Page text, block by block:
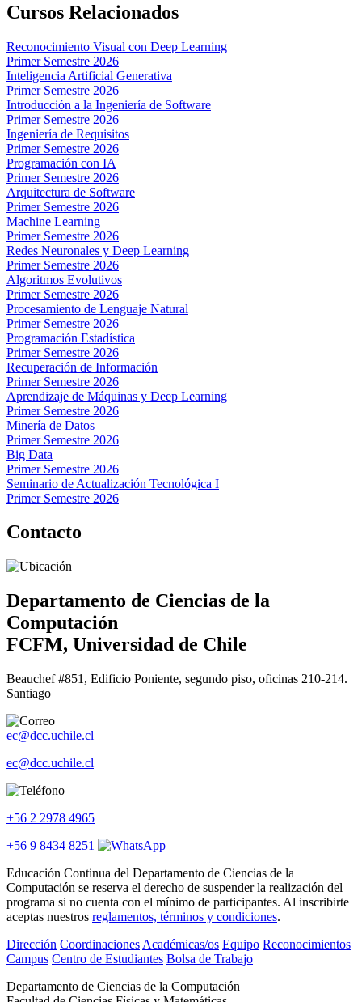
Cursos Relacionados
Reconocimiento Visual con Deep Learning
Primer Semestre 2026
Inteligencia Artificial Generativa
Primer Semestre 2026
Introducción a la Ingeniería de Software
Primer Semestre 2026
Ingeniería de Requisitos
Primer Semestre 2026
Programación con IA
Primer Semestre 2026
Arquitectura de Software
Primer Semestre 2026
Machine Learning
Primer Semestre 2026
Redes Neuronales y Deep Learning
Primer Semestre 2026
Algoritmos Evolutivos
Primer Semestre 2026
Procesamiento de Lenguaje Natural
Primer Semestre 2026
Programación Estadística
Primer Semestre 2026
Recuperación de Información
Primer Semestre 2026
Aprendizaje de Máquinas y Deep Learning
Primer Semestre 2026
Minería de Datos
Primer Semestre 2026
Big Data
Primer Semestre 2026
Seminario de Actualización Tecnológica I
Primer Semestre 2026
Contacto
Departamento de Ciencias de la
Computación
FCFM, Universidad de Chile
Beauchef #851, Edificio Poniente, segundo piso, oficinas 210-214.
Santiago
ec@dcc.uchile.cl
ec@dcc.uchile.cl
+56 2 2978 4965
+56 9 8434 8251
Educación Continua del Departamento de Ciencias de la
Computación se reserva el derecho de suspender la realización del
programa si no cuenta con el mínimo de participantes. Al inscribirte
aceptas nuestros reglamentos, términos y condiciones.
Dirección Coordinaciones Académicas/os Equipo Reconocimientos
Campus Centro de Estudiantes Bolsa de Trabajo
Departamento de Ciencias de la Computación